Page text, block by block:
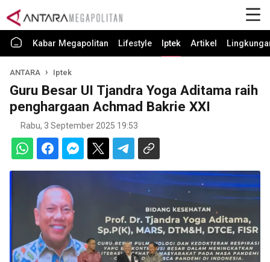
Kabar Megapolitan Lifestyle Iptek Artikel
ANTARA Iptek
Guru Besar UI Tjandra Yoga Aditama raih
penghargaan Achmad Bakrie XXI
Rabu, 3 September 2025 19:53